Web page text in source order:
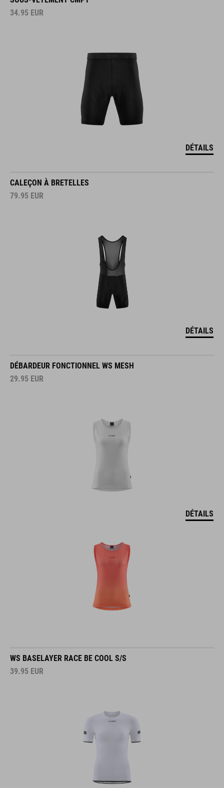
34.95 EUR
DÉTAILS
CALEÇON À BRETELLES
79.95 EUR
DÉTAILS
DÉBARDEUR FONCTIONNEL WS MESH
29.95 EUR
DÉTAILS
WS BASELAYER RACE BE COOL S/S
39.95 EUR